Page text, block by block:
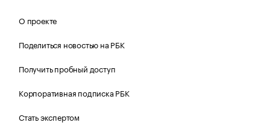
О проекте
Поделиться новостью на РБК
Получить пробный доступ
Корпоративная подписка РБК
Стать экспертом